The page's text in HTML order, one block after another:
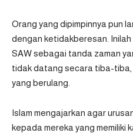
Orang yang dipimpinnya pun
dengan ketidakberesan.
SAW sebagai tanda zaman
tidak datang secara tiba-
yang berulang.
Islam mengajarkan agar
kepada mereka yang memiliki